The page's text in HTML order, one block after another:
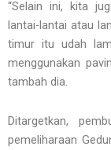
“Selain ini, kita
lantai-lantai atau
timur itu udah
menggunakan
tambah dia.
Ditargetkan,
pemeliharaan